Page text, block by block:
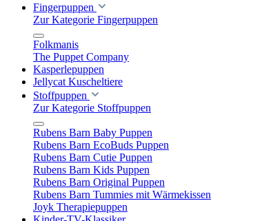
Fingerpuppen
Zur Kategorie Fingerpuppen
Folkmanis
The Puppet Company
Kasperlepuppen
Jellycat Kuscheltiere
Stoffpuppen
Zur Kategorie Stoffpuppen
Rubens Barn Baby Puppen
Rubens Barn EcoBuds Puppen
Rubens Barn Cutie Puppen
Rubens Barn Kids Puppen
Rubens Barn Original Puppen
Rubens Barn Tummies mit Wärmekissen
Joyk Therapiepuppen